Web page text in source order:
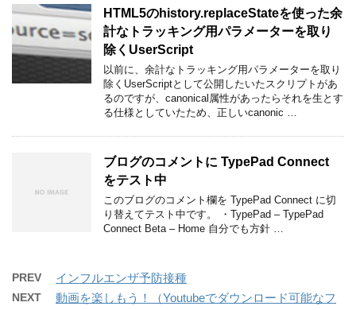
HTML5のhistory.replaceStateを使った余
計なトラッキング用パラメーターを取り
除くUserScript
以前に、余計なトラッキング用パラメーターを取り
除くUserScriptとして公開したいたスクリプトがあ
るのですが、canonical属性があったらそれを生とす
る仕様としていたため、正しいcanonic …
ブログのコメントに TypePad Connect
をテスト中
このブログのコメント欄を TypePad Connect に切
り替えてテスト中です。 ・TypePad – TypePad
Connect Beta – Home 自分でも方針 …
PREV インフルエンザ予防接種
NEXT
動画を楽しもう！（Youtubeでダウンロード可能なフ